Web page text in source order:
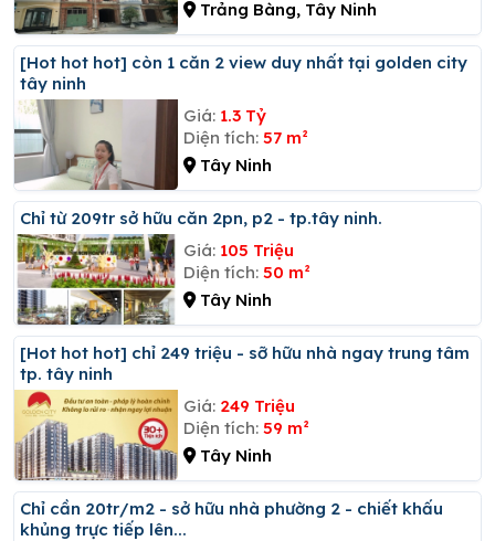
Trảng Bàng, Tây Ninh
[hot hot hot] còn 1 căn 2 view duy nhất tại golden city
tây ninh
Giá: 1.3 Tỷ
Diện tích: 57 m²
Tây Ninh
Chỉ từ 209tr sở hữu căn 2pn, p2 - tp.tây ninh.
Giá: 105 Triệu
Diện tích: 50 m²
Tây Ninh
[hot hot hot] chỉ 249 triệu - sỡ hữu nhà ngay trung tâm
tp. tây ninh
Giá: 249 Triệu
Diện tích: 59 m²
Tây Ninh
Chỉ cần 20tr/m2 - sở hữu nhà phường 2 - chiết khấu
khủng trực tiếp lên...